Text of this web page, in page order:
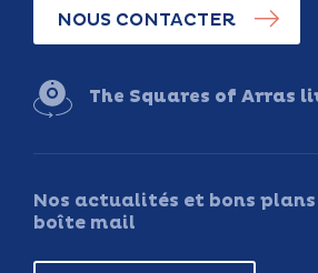
NOUS CONTACTER
The Squares of Arras
Nos actualités et bons
boîte mail